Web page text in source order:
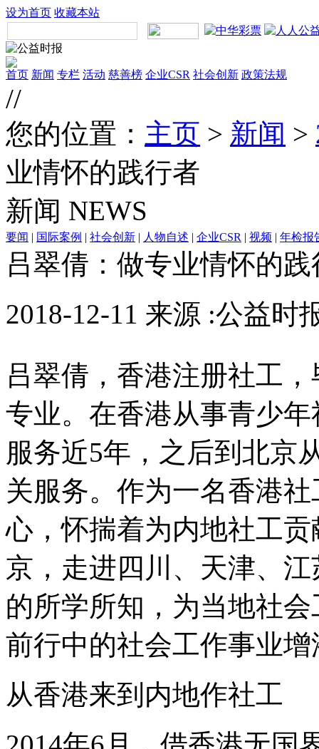
设为首页 收藏本站
首页 新闻 专栏 活动 慈善榜 企业CSR 社会创新 政策法规
//
您的位置： 主页 > 新闻 >
业情怀的践行者
新闻 NEWS
要闻 | 国际案例 | 社会创新 | 人物自述 | 企业CSR | 视频 | 年检报
吕翠倩：做专业情怀的践
2018-12-11 来源 :公益时
吕翠倩，香港注册社工
专业。在香港从事青少
服务近5年，之后到北京
关服务。作为一名香港
心，怀揣着为内地社工
京，走进四川、天津、
的所学所知，为当地社
前行中的社会工作事业
从香港来到内地作社工